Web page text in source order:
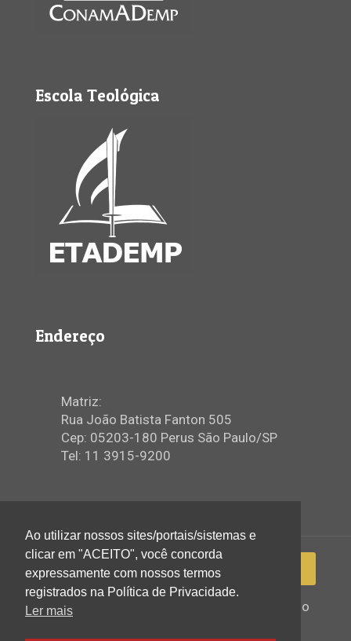
Escola Teológica
Endereço
Matriz:
Rua João Batista Fanton 505
Cep: 05203-180 Perus São Paulo/SP
Tel: 11 3915-9200
2022 © Igreja Assembleia de Deus Ministério
Ao utilizar nossos sites/portais/sistemas e
clicar em "ACEITO", você concorda
expressamente com nossos termos
registrados na Política de Privacidade.
Ler mais